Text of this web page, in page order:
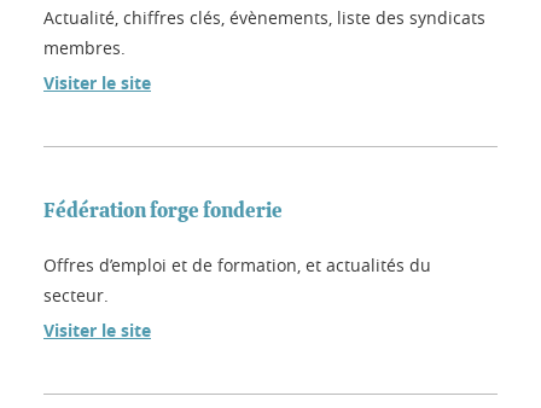
Actualité, chiffres clés, évènements, liste des syndicats
membres.
Visiter le site
Fédération forge fonderie
Offres d’emploi et de formation, et actualités du
secteur.
Visiter le site